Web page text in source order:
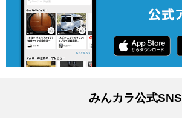
みんカラ公式SNS